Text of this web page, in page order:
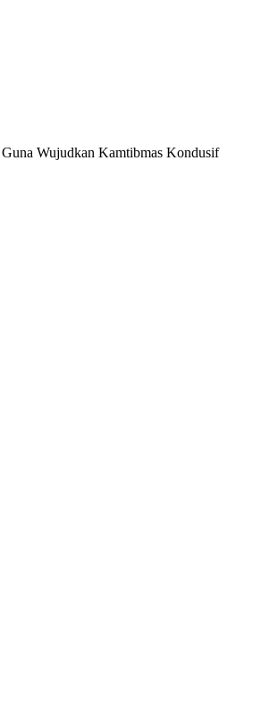
Wujudkan Kamtibmas Kondusif